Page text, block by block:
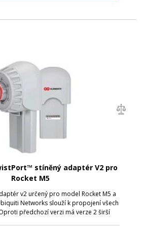
stíněný adaptér V2 pro
Rocket M5
v2 určený pro model Rocket M5 a
Networks slouží k propojení všech
předchozí verzi má verze 2 širší